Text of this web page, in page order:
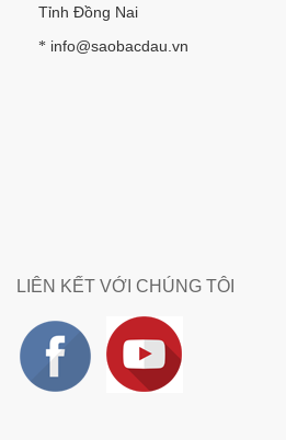
Tỉnh Đồng Nai
* info@saobacdau.vn
LIÊN KẾT VỚI CHÚNG TÔI